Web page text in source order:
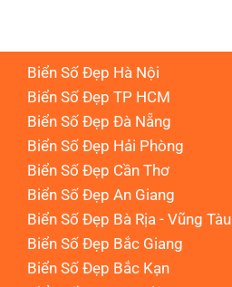
Biển Số Đẹp Hà Nội
Biển Số Đẹp TP HCM
Biển Số Đẹp Đà Nẵng
Biển Số Đẹp Hải Phòng
Biển Số Đẹp Cần Thơ
Biển Số Đẹp An Giang
Biển Số Đẹp Bà Rịa - Vũng Tàu
Biển Số Đẹp Bắc Giang
Biển Số Đẹp Bắc Kạn